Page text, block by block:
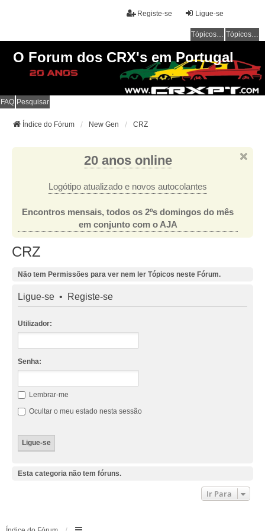
Ligue-se
Registe-se
Tópicos sem resposta Tópicos ativos
O Forum dos CRX's em Portugal
FAQ Pesquisar
Índice do Fórum New Gen CRZ
20 anos online
Logótipo atualizado e novos autocolantes
Encontros mensais, todos os 2ºs domingos do mês
em conjunto com o AJA
CRZ
Não tem Permissões para ver nem ler Tópicos neste Fórum.
Ligue-se • Registe-se
Utilizador:
Senha:
Lembrar-me
Ocultar o meu estado nesta sessão
Esta categoria não tem fóruns.
Ir Para